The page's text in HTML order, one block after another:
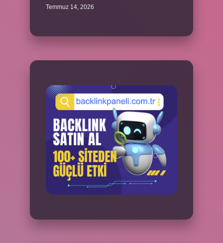
Temmuz 14, 2026